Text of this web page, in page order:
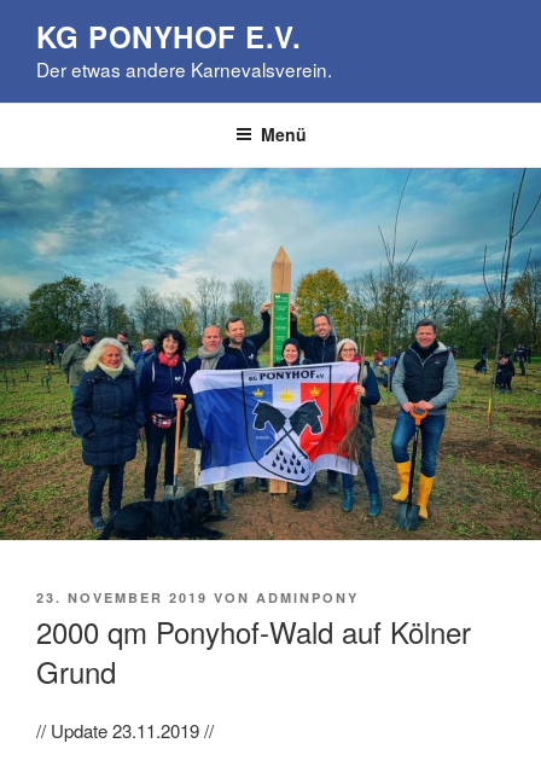
springen
KG PONYHOF E.V.
Der etwas andere Karnevalsverein.
Menü
VERÖFFENTLICHT
23. NOVEMBER 2019 VON ADMINPONY
2000 qm Ponyhof-Wald auf Kölner
Grund
// Update 23.11.2019 //